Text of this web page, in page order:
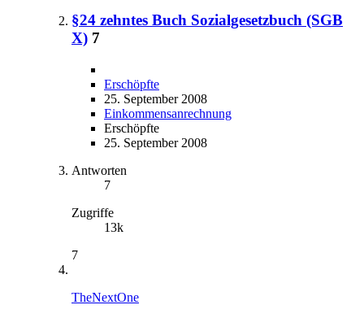
§24 zehntes Buch Sozialgesetzbuch (SGB
X) 7
Erschöpfte
25. September 2008
Einkommensanrechnung
Erschöpfte
25. September 2008
Antworten
7
Zugriffe
13k
7
TheNextOne